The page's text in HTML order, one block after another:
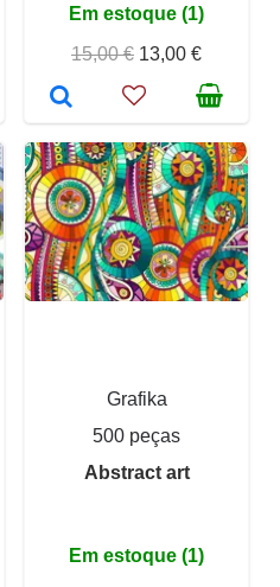
Em estoque (1)
15,00 € 13,00 €
Grafika
500 peças
Abstract art
Em estoque (1)